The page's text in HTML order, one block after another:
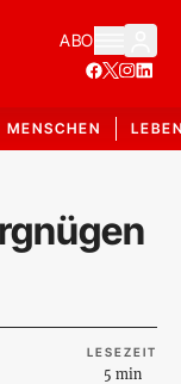
ABO
MENSCHEN
LESEZEIT
5 min